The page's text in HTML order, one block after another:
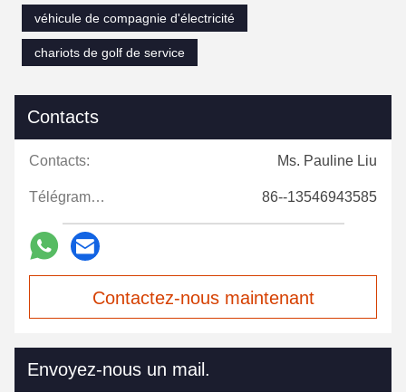
véhicule de compagnie d'électricité
chariots de golf de service
Contacts
Contacts: Ms. Pauline Liu
Télégramme: 86--13546943585
Contactez-nous maintenant
Envoyez-nous un mail.